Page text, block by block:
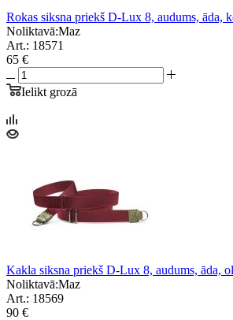
Rokas siksna priekš D-Lux 8, audums, āda,
Noliktavā:Maz
Art.: 18571
65 €
Ielikt grozā
Kakla siksna priekš D-Lux 8, audums, āda,
Noliktavā:Maz
Art.: 18569
90 €